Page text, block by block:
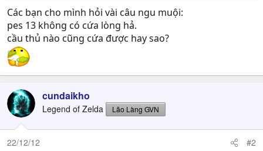
t
e
r
Các bạn cho mình hỏi vài câu ngu muội:
pes 13 không có cứa lòng hả.
cầu thủ nào cũng cứa được hay sao?
cundaikho
Legend of Zelda Lão Làng GVN
22/12/12 #2